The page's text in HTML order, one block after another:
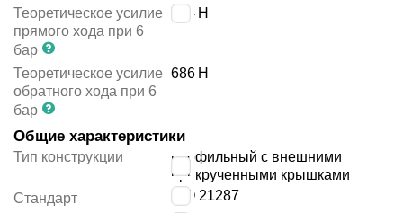
Теоретическое усилие
прямого хода при 6
бар
754 Н
Теоретическое усилие
обратного хода при 6
бар
686 Н
Общие характеристики
Тип конструкции
профильный с внешними
прикрученными крышками
Стандарт
ISO 21287